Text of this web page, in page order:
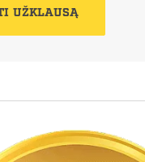
UŽKLAUSĄ